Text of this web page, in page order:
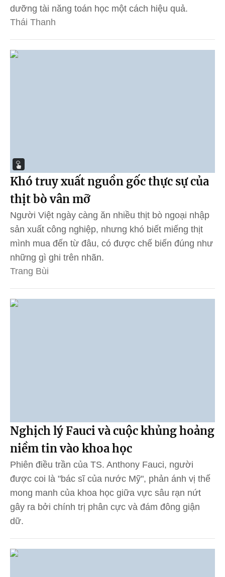
dưỡng tài năng toán học một cách hiệu quả.
Thái Thanh
Khó truy xuất nguồn gốc thực sự của
thịt bò vân mỡ
Người Việt ngày càng ăn nhiều thịt bò ngoại nhập
sản xuất công nghiệp, nhưng khó biết miếng thịt
mình mua đến từ đâu, có được chế biến đúng như
những gì ghi trên nhãn.
Trang Bùi
Nghịch lý Fauci và cuộc khủng hoảng
niềm tin vào khoa học
Phiên điều trần của TS. Anthony Fauci, người
được coi là "bác sĩ của nước Mỹ", phản ánh vị thế
mong manh của khoa học giữa vực sâu rạn nứt
gây ra bởi chính trị phân cực và đám đông giận
dữ.